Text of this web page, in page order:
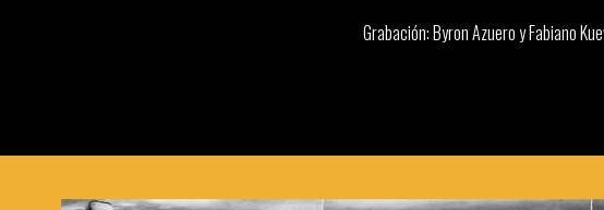
Grabación: Byron Azuero y Fabiano